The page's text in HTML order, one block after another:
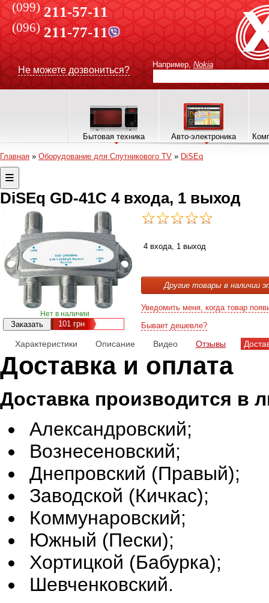
(099) 211-57-11
(096)211-77-11
Не можете дозвониться?
Например, Nokia
Бытовая техника Авто-электроника
Главная » Оборудование для Спутникового TV » DiSEq
DiSEq GD-41C 4 входа, 1 выход
Нет в наличии
101грн
4 входа, 1 выход
Другие товары в наличии
Уведомить меня, когда товар
Бывает дешевле?
Характеристики Описание Видео Отзывы
Доставка и оплата
Доставка производится в
Александровский;
Вознесеновский;
Днепровский (Правый);
Заводской (Кичкас);
Коммунаровский;
Южный (Пески);
Хортицкой (Бабурка);
Шевченковский.